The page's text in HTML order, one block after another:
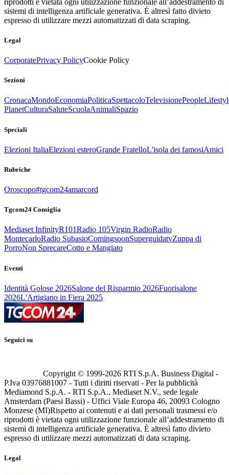
sistemi di intelligenza artificiale generativa. È altresì fatto divieto
espresso di utilizzare mezzi automatizzati di data scraping.
Legal
CorporatePrivacy PolicyCookie Policy
Sezioni
CronacaMondoEconomiaPoliticaSpettacoloTelevisionePeople
PlanetCulturaSaluteScuolaAnimaliSpazio
Speciali
Elezioni ItaliaElezioni esteroGrande FratelloL'isola dei famosiAmici
Rubriche
Oroscopo#tgcom24amarcord
Tgcom24 Consiglia
Mediaset InfinityR101Radio 105Virgin RadioRadio
MontecarloRadio SubasioComingsoonSuperguidatvZuppa di
PorroNon SprecareCotto e Mangiato
Eventi
Identità Golose 2026Salone del Risparmio 2026Fuorisalone
2026L'Artigiano in Fiera 2025
Seguici su
Copyright © 1999-2026 RTI S.p.A. Business Digital -
P.Iva 03976881007 - Tutti i diritti riservati - Per la pubblicità
Mediamond S.p.A. - RTI S.p.A., Mediaset N.V., sede legale
Amsterdam (Paesi Bassi) - Uffici Viale Europa 46, 20093 Cologno
Monzese (MI)Rispetto ai contenuti e ai dati personali trasmessi e/o
riprodotti è vietata ogni utilizzazione funzionale all’addestramento di
sistemi di intelligenza artificiale generativa. È altresì fatto divieto
espresso di utilizzare mezzi automatizzati di data scraping.
Legal